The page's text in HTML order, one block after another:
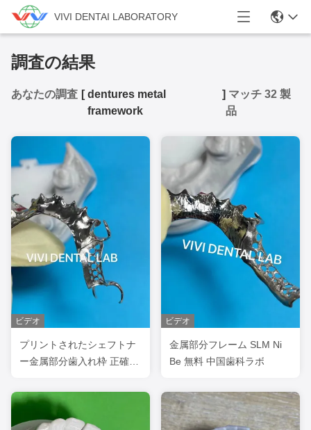
VIVI DENTAI LABORATORY
調査の結果
あなたの調査 [dentures metal
framework
] マッチ 32 製
品
ビデオ
プリントされたシェフトナ
ー金属部分歯入れ枠 正確な
ビデオ
金属部分フレーム SLM Ni
Be 無料 中国歯科ラボ